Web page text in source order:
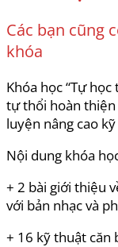
Các bạn cũng
khóa
Khóa học “Tự
tự thổi hoàn thiện
luyện nâng cao
Nội dung khóa
+ 2 bài giới thiệu
với bản nhạc và
+ 16 kỹ thuật căn